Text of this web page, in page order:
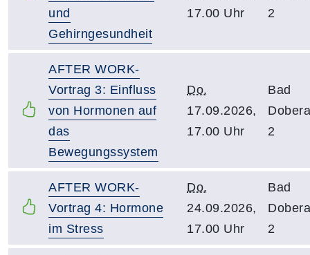
und
Gehirngesundheit
17.00 Uhr
2
AFTER WORK-
Vortrag 3: Einfluss
von Hormonen auf
das
Bewegungssystem
Do.
17.09.2026,
17.00 Uhr
Bad
2
AFTER WORK-
Vortrag 4: Hormone
im Stress
Do.
24.09.2026,
17.00 Uhr
Bad
2